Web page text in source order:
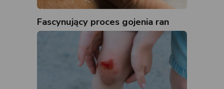
Fascynujący proces gojenia ran